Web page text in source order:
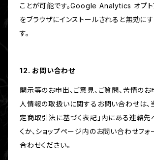
ことが可能です。Google Analytics オプト
をブラウザにインストールされると無効に
す。
12. お問い合わせ
開示等のお申出、ご意見、ご質問、苦情の
人情報の取扱いに関するお問い合わせは、
定商取引法に基づく表記」内にある連絡先
くか、ショップページ内のお問い合わせフォ
合わせください。